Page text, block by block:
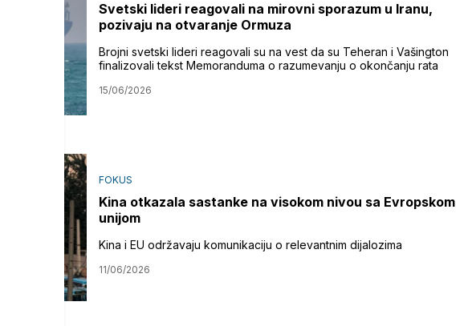
Svetski lideri reagovali na mirovni sporazum u Iranu,
pozivaju na otvaranje Ormuza
Brojni svetski lideri reagovali su na vest da su Teheran i Vašington
finalizovali tekst Memoranduma o razumevanju o okončanju rata
15/06/2026
FOKUS
Kina otkazala sastanke na visokom nivou sa Evropskom
unijom
Kina i EU održavaju komunikaciju o relevantnim dijalozima
11/06/2026